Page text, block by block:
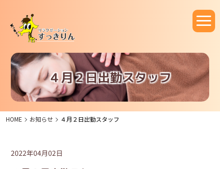
４月２日出勤スタッフ
HOME お知らせ ４月２日出勤スタッフ
2022年04月02日